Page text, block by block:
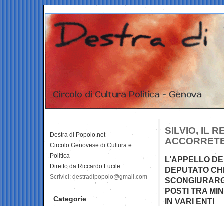
SILVIO, IL
L’APPELLO
DEPUTATO
POSTI TRA
IN VARI ENTI
Destra di Popolo.net
Circolo Genovese di Cultura e
Politica
Diretto da Riccardo Fucile
Scrivici: destradipopolo@gmail.com
Categorie